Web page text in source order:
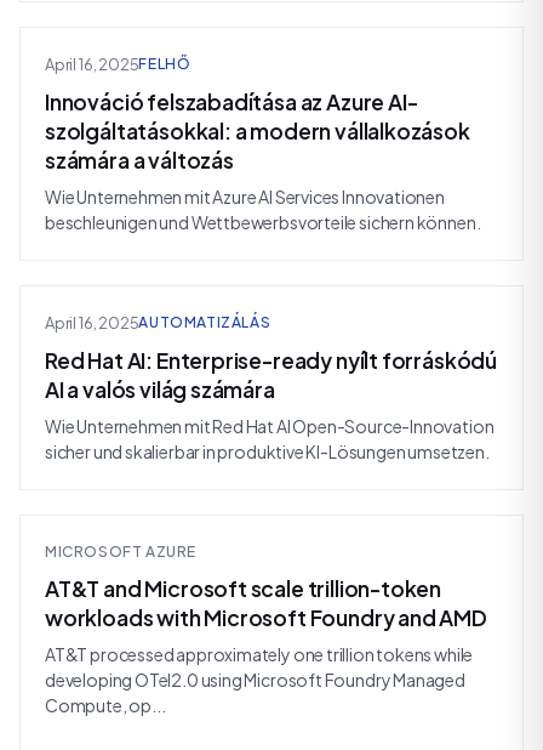
April 16, 2025FELHŐ
Innováció felszabadítása az Azure AI-
szolgáltatásokkal: a modern vállalkozások
számára a változás
Wie Unternehmen mit Azure AI Services Innovationen
beschleunigen und Wettbewerbsvorteile sichern können.
April 16, 2025AUTOMATIZÁLÁS
Red Hat AI: Enterprise-ready nyílt forráskódú
AI a valós világ számára
Wie Unternehmen mit Red Hat AI Open-Source-Innovation
sicher und skalierbar in produktive KI-Lösungen umsetzen.
MICROSOFT AZURE
AT&T and Microsoft scale trillion-token
workloads with Microsoft Foundry and AMD
AT&T processed approximately one trillion tokens while
developing OTel2.0 using Microsoft Foundry Managed
Compute, op...